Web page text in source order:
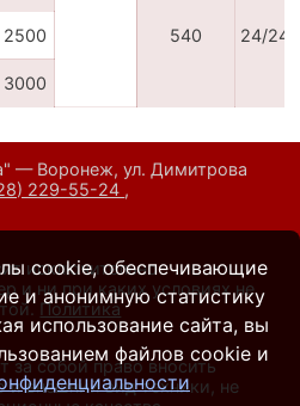
540 24/240
2500
3000
— Воронеж, ул. Димитрова
229-55-24 ,
исключительно
и ни при каких условиях не
Политика
за собой право вносить
и внешний вид техники, не
cookie, обеспечивающие
и анонимную статистику
использование сайта, вы
файлов cookie и